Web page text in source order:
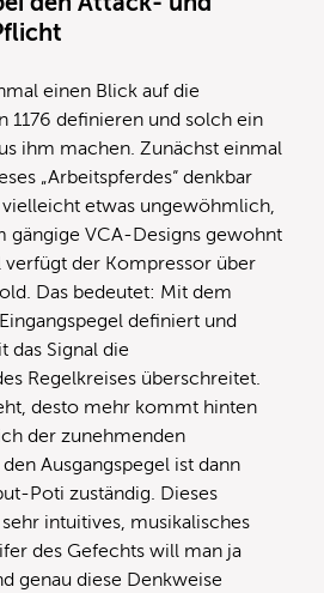
einen Blick auf die
1176 definieren und solch ein
ihm machen. Zunächst einmal
„Arbeitspferdes“ denkbar
etwas ungewöhmlich,
gängige VCA-Designs gewohnt
verfügt der Kompressor über
Das bedeutet: Mit dem
definiert und
das Signal die
Regelkreises überschreitet.
desto mehr kommt hinten
der zunehmenden
Ausgangspegel ist dann
Poti zuständig. Dieses
intuitives, musikalisches
des Gefechts will man ja
genau diese Denkweise